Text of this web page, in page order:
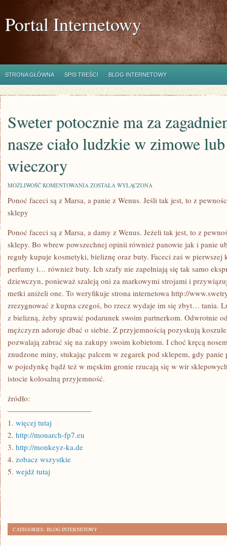
Portal Internetowy
STRONA GŁÓWNA SPIS TREŚCI BLOG INTERNETOWY
Sweter potocznie ma za
nasze ciało ludzkie w zimowe
wieczory
MOŻLIWOŚĆ KOMENTOWANIA SWETER
MA
NASZE
LUDZKIE
W
ZIMOWE
LUB
JESIENNE
WIECZORY
ZOSTAŁA WYŁĄCZONA
Ponoć faceci są z Marsa, a panie z Wenus. Jeśli tak jest, to z
sklepy
Ponoć faceci są z Marsa, a damy z Wenus. Jeżeli tak jest, to z
sklepy. Bo wbrew powszechnej opinii również panowie jak i panie
reguły kupuje kosmetyki, bieliznę oraz buty. Faceci zaś w
perfumy i… również buty. Ich szafy nie zapełniają się tak samo
dziewczyn, ponieważ szaleją oni za markowymi strojami i
metki aniżeli one. To weryfikuje strona internetowa http://
zrezygnować z kupna czegoś, bo rzecz wydaje im się zbyt… tania.
z bielizną, żeby sprawić podarunek swoim partnerkom. Odwrotnie
mężczyzn adoruje dbać o siebie. Z przyjemnością pozyskują
pozwalają zabrać się na zakupy swoim kobietom. I choć kręcą
znudzone miny, stukając palcem w zegarek pod sklepem, gdy
w pojedynkę bądź też w męskim gronie rzucają się w wir
istocie kolosalną przyjemność.
źródło:
———————————
1. więcej tutaj
2. http://monarch-fp7.eu
3. http://monkeyz-ka.de
4. zobacz wszystkie
5. wejdź tutaj
CATEGORIES: BLOG INTERNETOWY